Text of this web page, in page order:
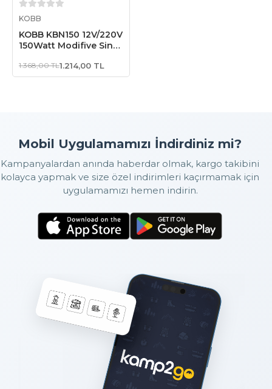
KOBB
KOBB KBN150 12V/220V
150Watt Modifiye Sinüs
1.368,00 TL1.214,00 TL
Mobil Uygulamamızı İndirdiniz mi?
Kampanyalardan anında haberdar olmak, kargo takibini
kolayca yapmak ve size özel indirimleri kaçırmamak için
uygulamamızı hemen indirin.